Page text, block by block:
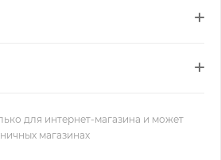
для интернет-магазина и может
магазинах